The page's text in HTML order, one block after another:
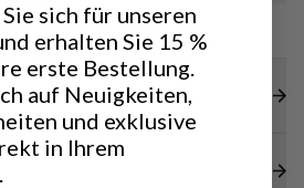
sich für unseren
erhalten Sie 15 %
erste Bestellung.
auf Neuigkeiten,
und exklusive
in Ihrem